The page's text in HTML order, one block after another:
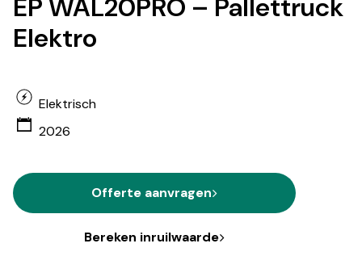
EP WAL20PRO – Pallettruck
Elektro
Elektrisch
2026
Offerte aanvragen
Bereken inruilwaarde